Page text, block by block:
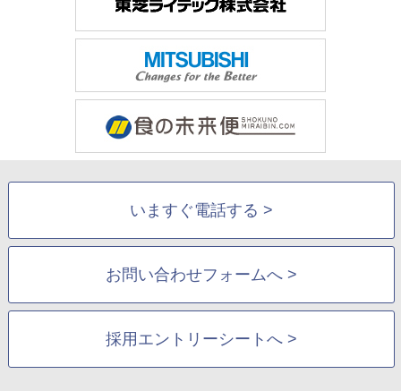
いますぐ電話する >
お問い合わせフォームへ >
採用エントリーシートへ >